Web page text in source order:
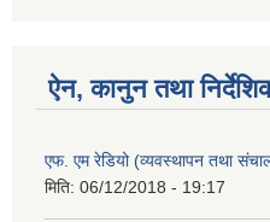
ऐन, कानुन तथा
एफ. एम रेडियो (व्यवस्थापन तथा
मिति: 06/12/2018 - 19:17